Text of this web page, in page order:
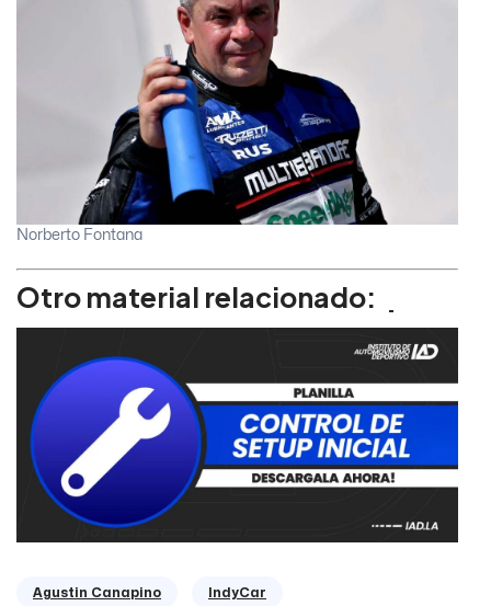
Norberto Fontana
Otro material relacionado:
Agustin Canapino IndyCar